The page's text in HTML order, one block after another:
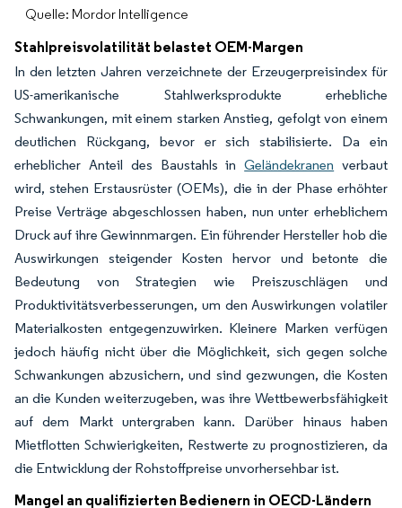
Quelle: Mordor Intelligence
Stahlpreisvolatilität belastet OEM-Margen
In den letzten Jahren verzeichnete der Erzeugerpreisindex für
US-amerikanische Stahlwerksprodukte erhebliche
Schwankungen, mit einem starken Anstieg, gefolgt von einem
deutlichen Rückgang, bevor er sich stabilisierte. Da ein
erheblicher Anteil des Baustahls inGeländekranen verbaut
wird, stehen Erstausrüster (OEMs), die in der Phase erhöhter
Preise Verträge abgeschlossen haben, nun unter erheblichem
Druck auf ihre Gewinnmargen. Ein führender Hersteller hob die
Auswirkungen steigender Kosten hervor und betonte die
Bedeutung von Strategien wie Preiszuschlägen und
Produktivitätsverbesserungen, um den Auswirkungen volatiler
Materialkosten entgegenzuwirken. Kleinere Marken verfügen
jedoch häufig nicht über die Möglichkeit, sich gegen solche
Schwankungen abzusichern, und sind gezwungen, die Kosten
an die Kunden weiterzugeben, was ihre Wettbewerbsfähigkeit
auf dem Markt untergraben kann. Darüber hinaus haben
Mietflotten Schwierigkeiten, Restwerte zu prognostizieren, da
die Entwicklung der Rohstoffpreise unvorhersehbar ist.
Mangel an qualifizierten Bedienern in OECD-Ländern